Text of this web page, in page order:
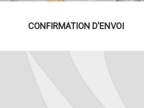
CONFIRMATION D'ENVOI